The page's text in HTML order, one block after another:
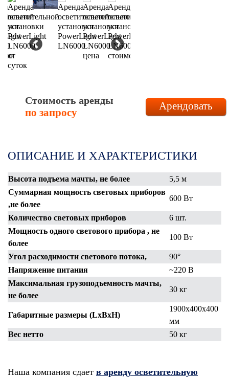
Стоимость аренды
по запросу
Арендовать
ОПИСАНИЕ И ХАРАКТЕРИСТИКИ
Высота подъема мачты, не более
5,5 м
Суммарная мощность световых приборов
,не более
600 Вт
Количество световых приборов
6 шт.
Мощность одного светового прибора , не
более
100 Вт
Угол расходимости светового потока,
90°
Напряжение питания
~220 В
Максимальная грузоподъемность мачты,
не более
30 кг
Габаритные размеры (LxBxH)
1900х400х400
мм
Вес нетто
50 кг
Наша компания сдает в аренду осветительную